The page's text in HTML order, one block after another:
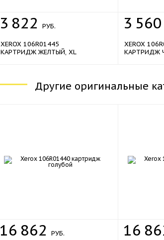
3 822 РУБ.
XEROX 106R01445
КАРТРИДЖ ЖЕЛТЫЙ, XL
3 560
XEROX
КАРТРИДЖ
Другие оригинальные
16 862 РУБ. 16